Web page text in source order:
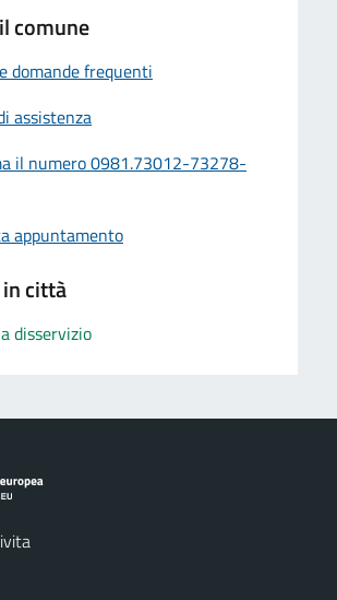
comune
domande frequenti
assistenza
il numero 0981.73012-73278-
appuntamento
città
disservizio